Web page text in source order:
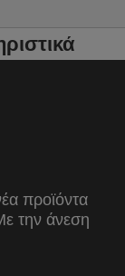
προϊόντα
την άνεση